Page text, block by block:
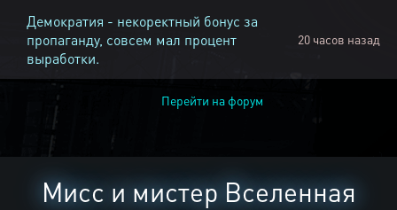
Демократия - некоректный бонус за
пропаганду, совсем мал процент
выработки.
20 часов назад
Перейти на форум
Мисс и мистер Вселенная